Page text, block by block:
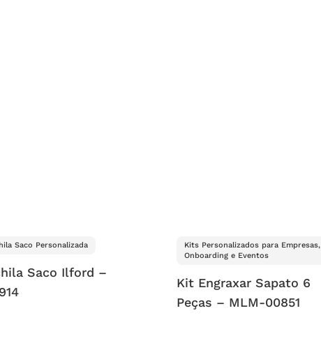
Saco Personalizada
Saco Ilford –
Kits Personalizados para Empresas,
Onboarding e Eventos
Kit Engraxar Sapato 6
Peças – MLM-00851